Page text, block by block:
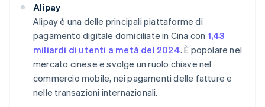
Alipay
Alipay è una delle principali piattaforme di
pagamento digitale domiciliate in Cina con 1,43
miliardi di utenti a metà del 2024. È popolare nel
mercato cinese e svolge un ruolo chiave nel
commercio mobile, nei pagamenti delle fatture e
nelle transazioni internazionali.